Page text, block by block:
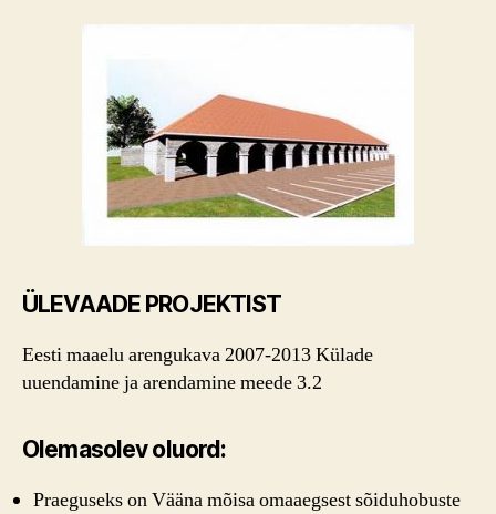
ÜLEVAADE PROJEKTIST
Eesti maaelu arengukava 2007-2013 Külade
uuendamine ja arendamine meede 3.2
Olemasolev oluord:
Praeguseks on Vääna mõisa omaaegsest sõiduhobuste